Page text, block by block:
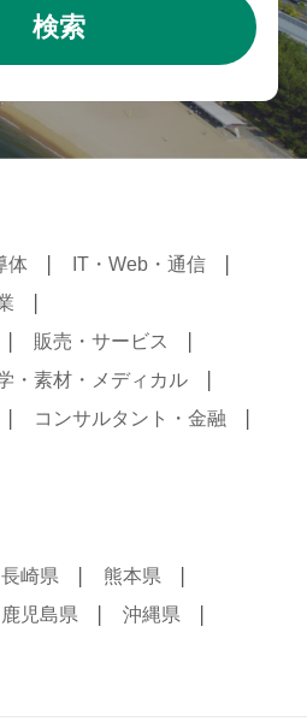
検索
体
IT・Web・通信
販売・サービス
・素材・メディカル
コンサルタント・金融
長崎県
熊本県
鹿児島県
沖縄県